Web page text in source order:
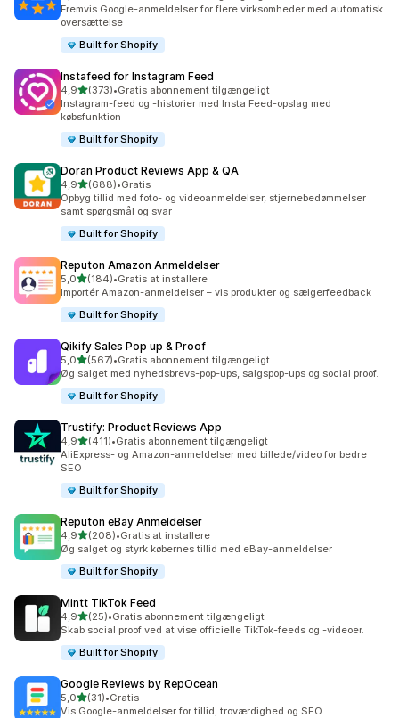
Fremvis Google-anmeldelser for flere virksomheder med automatisk
oversættelse
Built for Shopify
Instafeed for Instagram Feed
4,9ud af 5 stjerner
(373)
373 anmeldelser i alt
•Gratis abonnement tilgængeligt
Instagram-feed og -historier med Insta Feed-opslag med
købsfunktion
Built for Shopify
Doran Product Reviews App & QA
4,9ud af 5 stjerner
(688)
688 anmeldelser i alt
•Gratis
Opbyg tillid med foto- og videoanmeldelser, stjernebedømmelser
samt spørgsmål og svar
Built for Shopify
Reputon Amazon Anmeldelser
5,0ud af 5 stjerner
(184)
184 anmeldelser i alt
•Gratis at installere
Importér Amazon-anmeldelser – vis produkter og sælgerfeedback
Built for Shopify
Qikify Sales Pop up & Proof
5,0ud af 5 stjerner
(567)
567 anmeldelser i alt
•Gratis abonnement tilgængeligt
Øg salget med nyhedsbrevs-pop-ups, salgspop-ups og social proof.
Built for Shopify
Trustify: Product Reviews App
4,9ud af 5 stjerner
(411)
411 anmeldelser i alt
•Gratis abonnement tilgængeligt
AliExpress- og Amazon-anmeldelser med billede/video for bedre
SEO
Built for Shopify
Reputon eBay Anmeldelser
4,9ud af 5 stjerner
(208)
208 anmeldelser i alt
•Gratis at installere
Øg salget og styrk købernes tillid med eBay-anmeldelser
Built for Shopify
Mintt TikTok Feed
4,9ud af 5 stjerner
(25)
25 anmeldelser i alt
•Gratis abonnement tilgængeligt
Skab social proof ved at vise officielle TikTok-feeds og -videoer.
Built for Shopify
Google Reviews by RepOcean
5,0ud af 5 stjerner
(31)
31 anmeldelser i alt
•Gratis
Vis Google-anmeldelser for tillid, troværdighed og SEO